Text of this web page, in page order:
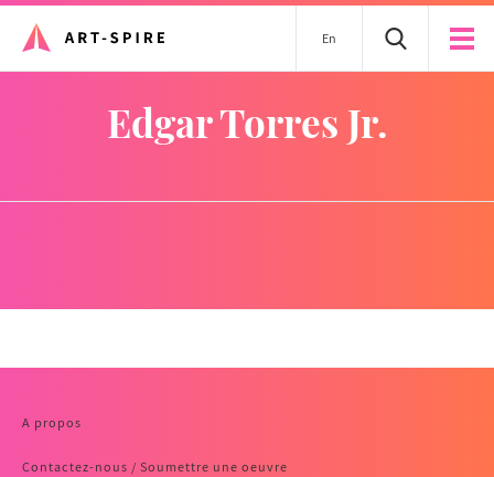
En
Edgar Torres Jr.
A propos
Contactez-nous / Soumettre une oeuvre